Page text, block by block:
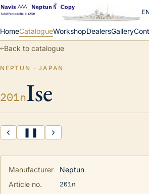
HomeCatalogueWorkshopDealersGallery
←Back to catalogue
NEPTUN · JAPAN
201nIse
‹ ❚❚ ›
Manufacturer
Neptun
Article no.
201n